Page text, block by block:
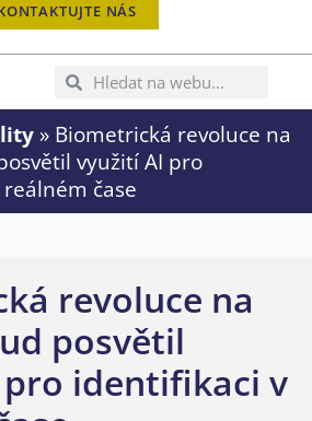
NÁS
» Biometrická revoluce na
využití AI pro
čase
revoluce na
posvětil
identifikaci v